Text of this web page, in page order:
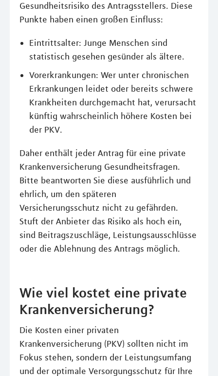
Gesundheitsrisiko des Antragsstellers. Diese
Punkte haben einen großen Einfluss:
Eintrittsalter: Junge Menschen sind
statistisch gesehen gesünder als ältere.
Vorerkrankungen: Wer unter chronischen
Erkrankungen leidet oder bereits schwere
Krankheiten durchgemacht hat, verursacht
künftig wahrscheinlich höhere Kosten bei
der PKV.
Daher enthält jeder Antrag für eine private
Krankenversicherung Gesundheitsfragen.
Bitte beantworten Sie diese ausführlich und
ehrlich, um den späteren
Versicherungsschutz nicht zu gefährden.
Stuft der Anbieter das Risiko als hoch ein,
sind Beitragszuschläge, Leistungsausschlüsse
oder die Ablehnung des Antrags möglich.
Wie viel kostet eine private
Krankenversicherung?
Die Kosten einer privaten
Krankenversicherung (PKV) sollten nicht im
Fokus stehen, sondern der Leistungsumfang
und der optimale Versorgungsschutz für Ihre